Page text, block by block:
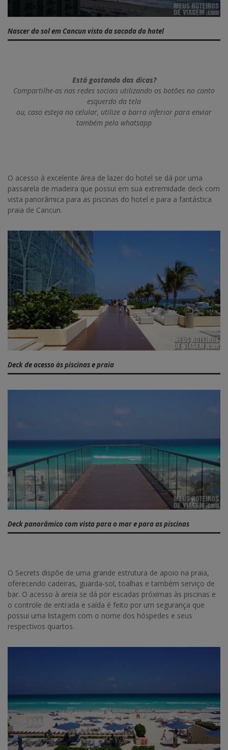
Nascer do sol em Cancun visto da sacada do hotel
Está gostando das dicas?
Compartilhe-as nas redes sociais utilizando os botões no canto
esquerdo da tela
ou, caso esteja no celular, utilize a barra inferior para enviar
também pelo whatsapp
O acesso à excelente área de lazer do hotel se dá por uma
passarela de madeira que possui em sua extremidade deck com
vista panorâmica para as piscinas do hotel e para a fantástica
praia de Cancun.
Deck de acesso às piscinas e praia
Deck panorâmico com vista para o mar e para as piscinas
O Secrets dispõe de uma grande estrutura de apoio na praia,
oferecendo cadeiras, guarda-sol, toalhas e também serviço de
bar. O acesso à areia se dá por escadas próximas às piscinas e
o controle de entrada e saída é feito por um segurança que
possui uma listagem com o nome dos hóspedes e seus
respectivos quartos.